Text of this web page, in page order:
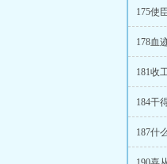
175使
178血
181收
184干
187什